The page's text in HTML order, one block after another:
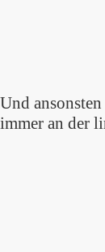
Und
immer an der